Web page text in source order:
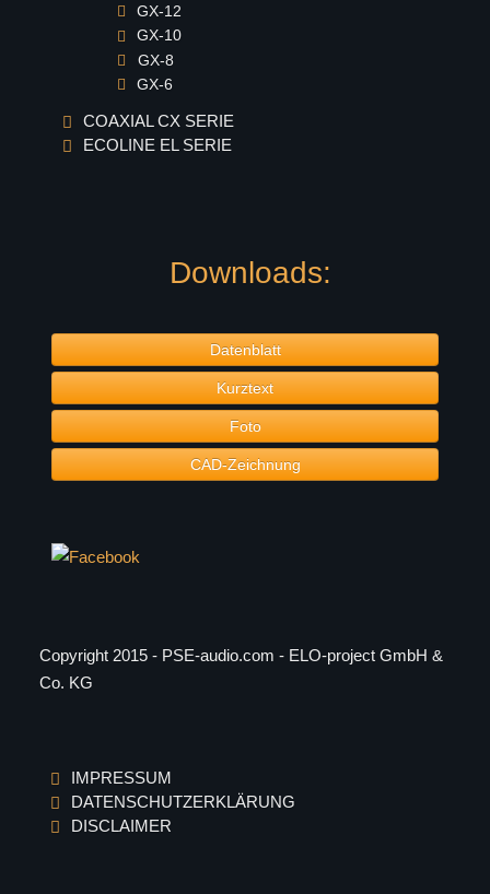
GX-12
GX-10
GX-8
GX-6
COAXIAL CX SERIE
ECOLINE EL SERIE
Downloads:
Datenblatt
Kurztext
Foto
CAD-Zeichnung
Copyright 2015 - PSE-audio.com - ELO-project GmbH &
Co. KG
IMPRESSUM
DATENSCHUTZERKLÄRUNG
DISCLAIMER